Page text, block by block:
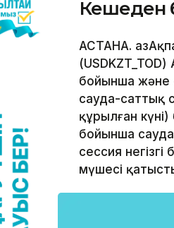
Кешеден
АСТАНА.
бойынша және
сауда-саттық
құрылған
бойынша
сессия
мүшесі